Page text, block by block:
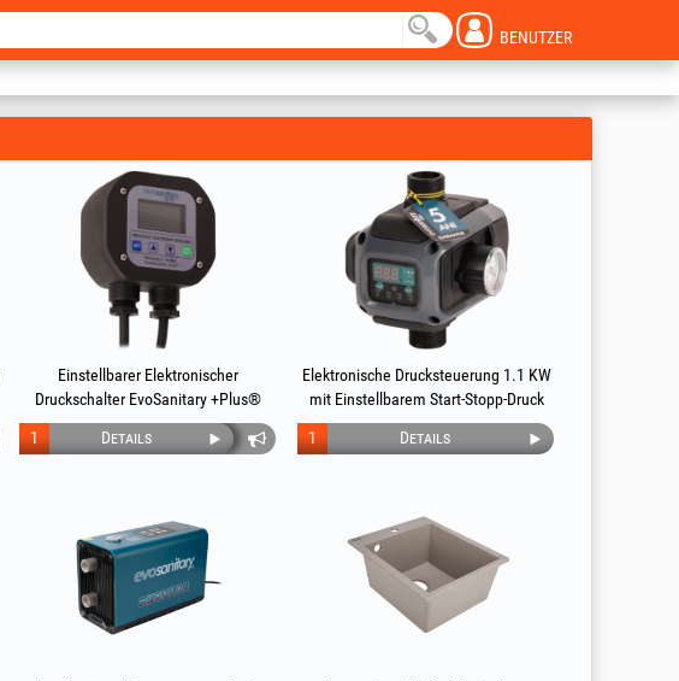
BENUTZER
Einstellbarer Elektronischer
Druckschalter EvoSanitary +Plus®
Details
1
Elektronische Drucksteuerung 1.1 KW
mit Einstellbarem Start-Stopp-Druck
EvoSanitary +Plus®
Details
1